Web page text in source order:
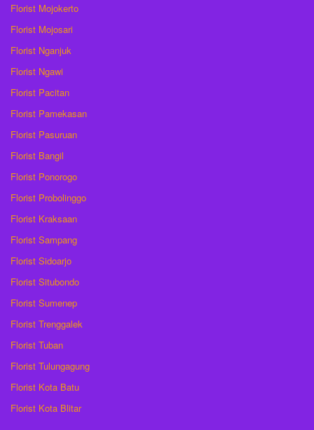
Florist Mojokerto
Florist Mojosari
Florist Nganjuk
Florist Ngawi
Florist Pacitan
Florist Pamekasan
Florist Pasuruan
Florist Bangil
Florist Ponorogo
Florist Probolinggo
Florist Kraksaan
Florist Sampang
Florist Sidoarjo
Florist Situbondo
Florist Sumenep
Florist Trenggalek
Florist Tuban
Florist Tulungagung
Florist Kota Batu
Florist Kota Blitar